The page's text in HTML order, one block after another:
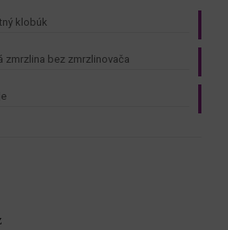
klobúk
zmrzlina bez zmrzlinovača